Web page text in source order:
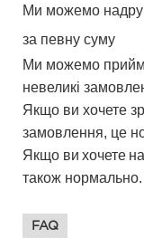
Ми можемо
за певну суму
Ми можемо
невеликі
Якщо ви хочете
замовлення, це
Якщо ви хочете
також нормально.
FAQ